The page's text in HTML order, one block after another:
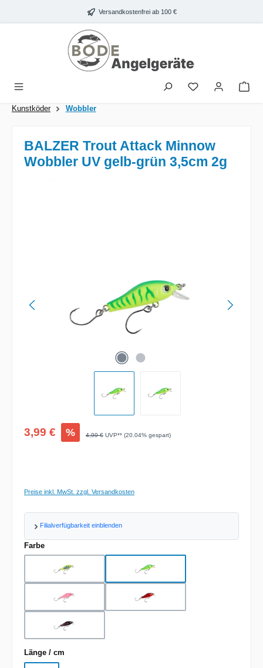
Zum Hauptinhalt springen Versandkostenfrei ab 100 €
Kunstköder Wobbler
BALZER Trout Attack Minnow
Wobbler UV gelb-grün 3,5cm 2g
Verkaufspreis:
3,99 € % Regulärer Preis:
4,99 € UVP** (20.04% gespart)
Preise inkl. MwSt. zzgl. Versandkosten
Filialverfügbarkeit einblenden
Farbeauswählen
gelb-blau gelb-grün
pink rot
schwarz-rot
Länge / cm